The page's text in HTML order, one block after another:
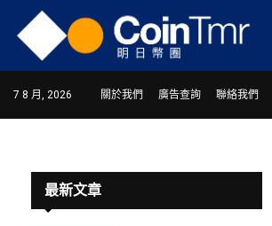
7 8 月, 2026 關於我們 廣告查詢 聯絡我們
最新文章